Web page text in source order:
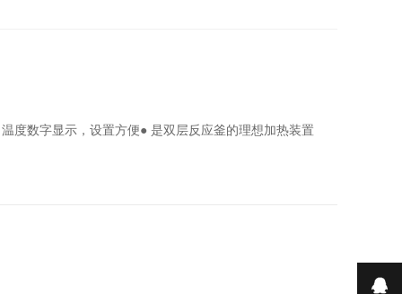
度数字显示，设置方便● 是双层反应釜的理想加热装置
在